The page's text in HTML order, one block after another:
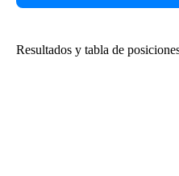
Resultados y tabla de